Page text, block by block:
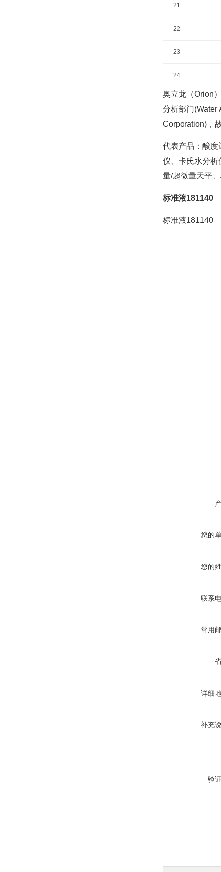
21
22
23
24
奥立龙（Orion
分析部门(Water
Corporation)，
代表产品：酸度
仪、卡氏水分析
量/超微量天平
标准液181140
标准液181140
您的
您的
联系
常用
详细
补充
验